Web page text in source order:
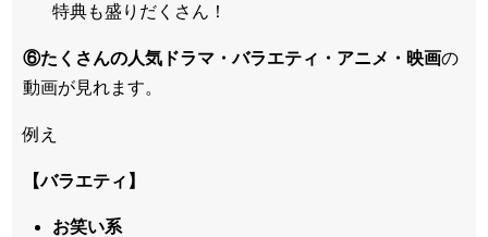
特典も盛りだくさん！
⑥たくさんの人気ドラマ・バラエティ・アニメ・映画の
動画が見れます。
例え
【バラエティ】
お笑い系